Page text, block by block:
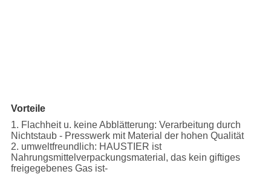
Vorteile
1. Flachheit u. keine Abblätterung: Verarbeitung durch
Nichtstaub - Presswerk mit Material der hohen Qualität
2. umweltfreundlich: HAUSTIER ist
Nahrungsmittelverpackungsmaterial, das kein giftiges
freigegebenes Gas ist-